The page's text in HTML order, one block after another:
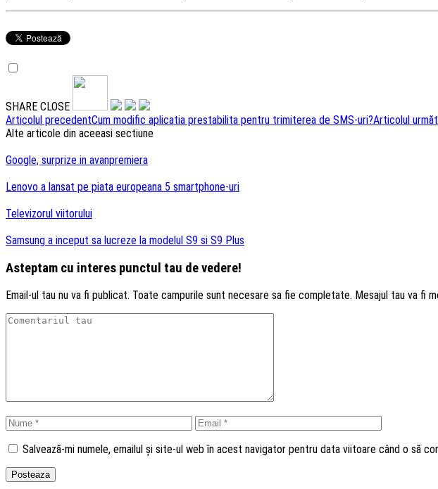
SHARE CLOSE
Navigare
articole
Articolul precedentCum modific aplicatia prestabilita pentru trimiterea de SMS-uri?Articolul
Alte articole din aceeasi sectiune
Google, surprize in avanpremiera
Lenovo a lansat pe piata europeana 5 smartphone-uri
Televizorul viitorului
Samsung a inceput sa lucreze la modelul S9 si S9 Plus
Asteptam cu interes punctul tau de vedere!
Email-ul tau nu va fi publicat. Toate campurile sunt necesare sa fie completate. Mesajul tau va fi
Salvează-mi numele, emailul și site-ul web în acest navigator pentru data viitoare când o să